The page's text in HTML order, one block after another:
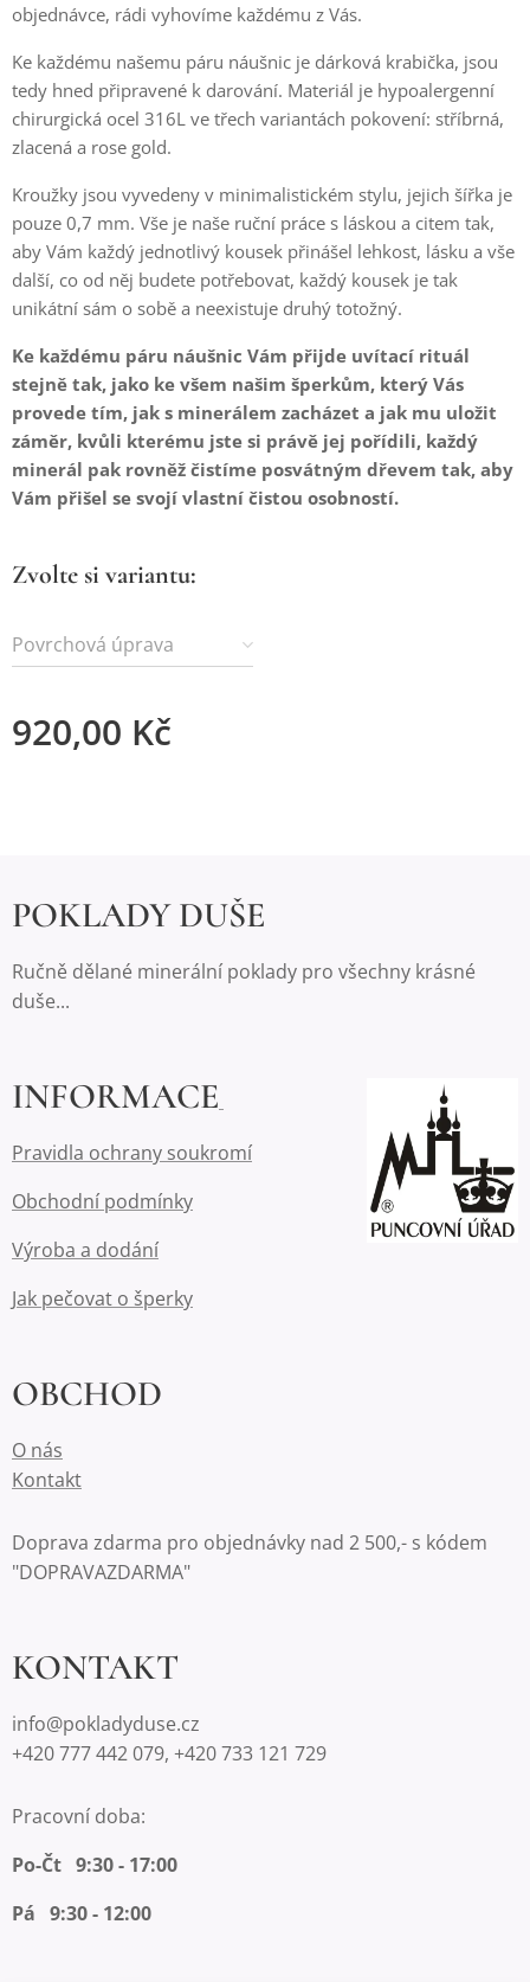
objednávce, rádi vyhovíme každému z Vás.
Ke každému našemu páru náušnic je dárková krabička, jsou
tedy hned připravené k darování. Materiál je hypoalergenní
chirurgická ocel 316L ve třech variantách pokovení: stříbrná,
zlacená a rose gold.
Kroužky jsou vyvedeny v minimalistickém stylu, jejich šířka je
pouze 0,7 mm. Vše je naše ruční práce s láskou a citem tak,
aby Vám každý jednotlivý kousek přinášel lehkost, lásku a vše
další, co od něj budete potřebovat, každý kousek je tak
unikátní sám o sobě a neexistuje druhý totožný.
Ke každému páru náušnic Vám přijde uvítací rituál
stejně tak, jako ke všem našim šperkům, který Vás
provede tím, jak s minerálem zacházet a jak mu uložit
záměr, kvůli kterému jste si právě jej pořídili, každý
minerál pak rovněž čistíme posvátným dřevem tak, aby
Vám přišel se svojí vlastní čistou osobností.
Zvolte si variantu:
Povrchová úprava
920,00 Kč
POKLADY DUŠE
Ručně dělané minerální poklady pro všechny krásné
duše...
INFORMACE
Pravidla ochrany soukromí
Obchodní podmínky
Výroba a dodání
Jak pečovat o šperky
OBCHOD
O nás
Kontakt
Doprava zdarma pro objednávky nad 2 500,- s kódem
"DOPRAVAZDARMA"
KONTAKT
info@pokladyduse.cz
+420 777 442 079, +420 733 121 729
Pracovní doba:
Po-Čt 9:30 - 17:00
Pá 9:30 - 12:00